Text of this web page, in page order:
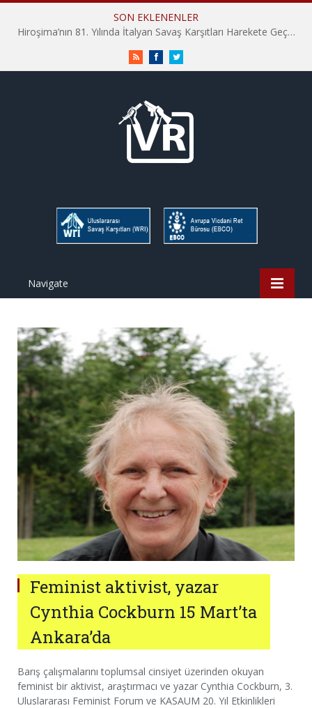
SON EKLENENLER
Hiroşima’nın 81. Yılında İtalyan Savaş Karşıtları Harekete Geçti: “Hatırlamak yeterli değil”
RSS FacebookTwitter
Navigate
Feminist aktivist, yazar
Cynthia Cockburn 15 Mart’ta
Ankara’da
Barış çalışmalarını toplumsal cinsiyet üzerinden okuyan
feminist bir aktivist, araştırmacı ve yazar Cynthia Cockburn, 3.
Uluslararası Feminist Forum ve KASAUM 20. Yıl Etkinlikleri